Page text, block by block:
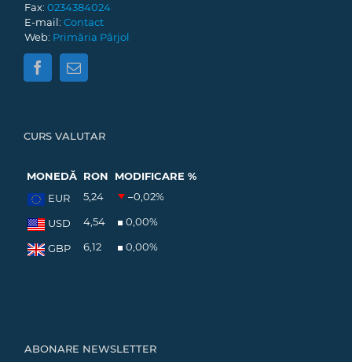
Fax: 0234384024
E-mail: Contact
Web: Primăria Pârjol
CURS VALUTAR
MONEDĂ RON
MODIFICARE %
EUR
5,24 –0,02%
USD 4,54 0,00%
GBP 6,12 0,00%
ABONARE NEWSLETTER